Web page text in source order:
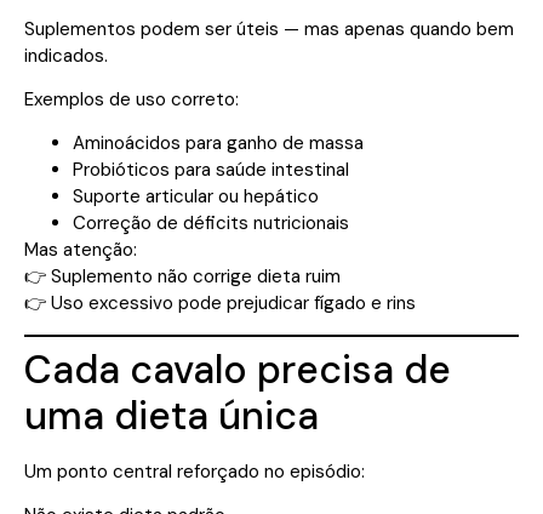
Suplementos podem ser úteis — mas apenas quando bem
indicados.
Exemplos de uso correto:
Aminoácidos para ganho de massa
Probióticos para saúde intestinal
Suporte articular ou hepático
Correção de déficits nutricionais
Mas atenção:
👉 Suplemento não corrige dieta ruim
👉 Uso excessivo pode prejudicar fígado e rins
Cada cavalo precisa de
uma dieta única
Um ponto central reforçado no episódio: